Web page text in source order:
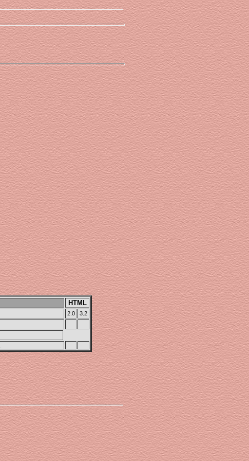
HTML
2.0 3.2